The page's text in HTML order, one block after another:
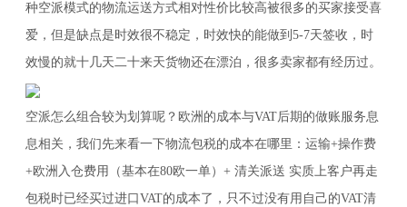
种空派模式的物流运送方式相对性价比较高被很多的买家接受喜
爱，但是缺点是时效很不稳定，时效快的能做到5-7天签收，时
效慢的就十几天二十来天货物还在漂泊，很多卖家都有经历过。
空派怎么组合较为划算呢？欧洲的成本与VAT后期的做账服务息
息相关，我们先来看一下物流包税的成本在哪里：运输+操作费
+欧洲入仓费用（基本在80欧一单）+ 清关派送 实质上客户再走
包税时已经买过进口VAT的成本了，只不过没有用自己的VAT清